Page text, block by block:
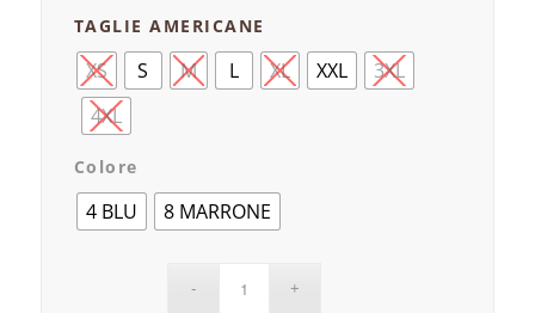
TAGLIE AMERICANE
XS S M L XL XXL
3XL
4XL
Colore
4 BLU 8 MARRONE